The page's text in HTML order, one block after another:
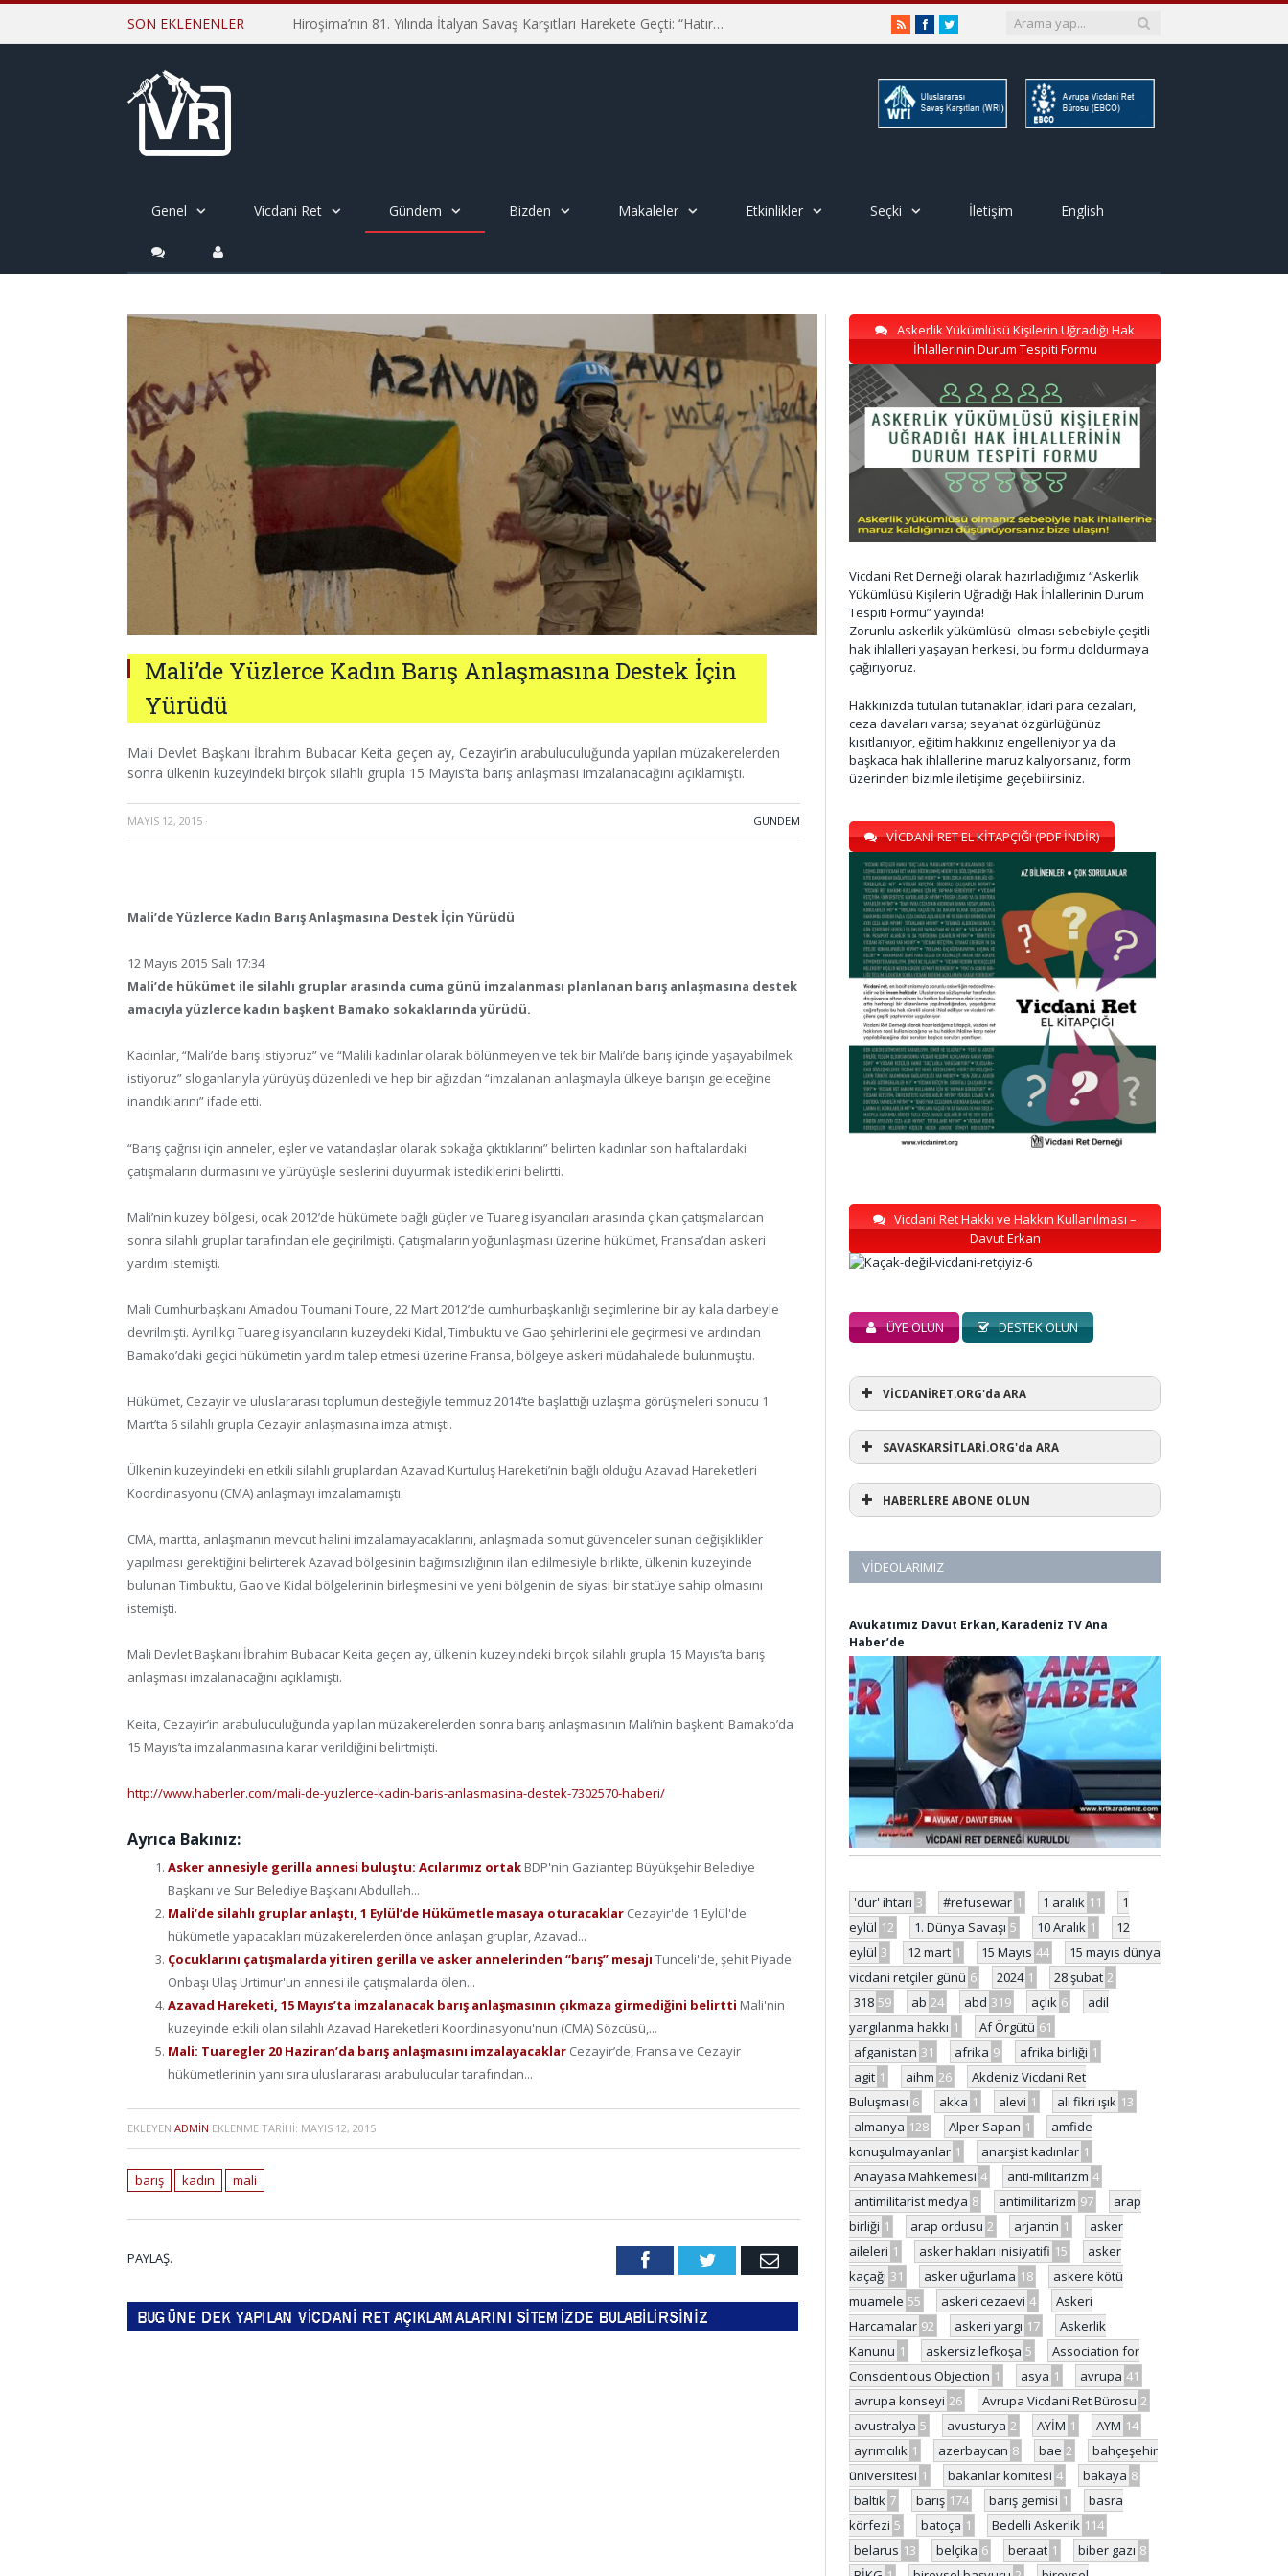
SON EKLENENLER Hiroşima’nın 81. Yılında İtalyan Savaş Karşıtları Harekete Geçti: “Hatırlamak yeterli değil” RSSFacebookTwitter
Genel Vicdani Ret Gündem Bizden Makaleler Etkinlikler Seçki İletişim English
Mali’de Yüzlerce Kadın Barış Anlaşmasına Destek İçin
Yürüdü
Mali Devlet Başkanı İbrahim Bubacar Keita geçen ay, Cezayir’in arabuluculuğunda yapılan müzakerelerden
sonra ülkenin kuzeyindeki birçok silahlı grupla 15 Mayıs’ta barış anlaşması imzalanacağını açıklamıştı.
MAYIS 12, 2015 · GÜNDEM
Mali’de Yüzlerce Kadın Barış Anlaşmasına Destek İçin Yürüdü
12 Mayıs 2015 Salı 17:34
Mali’de hükümet ile silahlı gruplar arasında cuma günü imzalanması planlanan barış anlaşmasına destek
amacıyla yüzlerce kadın başkent Bamako sokaklarında yürüdü.
Kadınlar, “Mali’de barış istiyoruz” ve “Malili kadınlar olarak bölünmeyen ve tek bir Mali’de barış içinde yaşayabilmek
istiyoruz” sloganlarıyla yürüyüş düzenledi ve hep bir ağızdan “imzalanan anlaşmayla ülkeye barışın geleceğine
inandıklarını” ifade etti.
“Barış çağrısı için anneler, eşler ve vatandaşlar olarak sokağa çıktıklarını” belirten kadınlar son haftalardaki
çatışmaların durmasını ve yürüyüşle seslerini duyurmak istediklerini belirtti.
Mali’nin kuzey bölgesi, ocak 2012’de hükümete bağlı güçler ve Tuareg isyancıları arasında çıkan çatışmalardan
sonra silahlı gruplar tarafından ele geçirilmişti. Çatışmaların yoğunlaşması üzerine hükümet, Fransa’dan askeri
yardım istemişti.
Mali Cumhurbaşkanı Amadou Toumani Toure, 22 Mart 2012’de cumhurbaşkanlığı seçimlerine bir ay kala darbeyle
devrilmişti. Ayrılıkçı Tuareg isyancıların kuzeydeki Kidal, Timbuktu ve Gao şehirlerini ele geçirmesi ve ardından
Bamako’daki geçici hükümetin yardım talep etmesi üzerine Fransa, bölgeye askeri müdahalede bulunmuştu.
Hükümet, Cezayir ve uluslararası toplumun desteğiyle temmuz 2014’te başlattığı uzlaşma görüşmeleri sonucu 1
Mart’ta 6 silahlı grupla Cezayir anlaşmasına imza atmıştı.
Ülkenin kuzeyindeki en etkili silahlı gruplardan Azavad Kurtuluş Hareketi’nin bağlı olduğu Azavad Hareketleri
Koordinasyonu (CMA) anlaşmayı imzalamamıştı.
CMA, martta, anlaşmanın mevcut halini imzalamayacaklarını, anlaşmada somut güvenceler sunan değişiklikler
yapılması gerektiğini belirterek Azavad bölgesinin bağımsızlığının ilan edilmesiyle birlikte, ülkenin kuzeyinde
bulunan Timbuktu, Gao ve Kidal bölgelerinin birleşmesini ve yeni bölgenin de siyasi bir statüye sahip olmasını
istemişti.
Mali Devlet Başkanı İbrahim Bubacar Keita geçen ay, ülkenin kuzeyindeki birçok silahlı grupla 15 Mayıs’ta barış
anlaşması imzalanacağını açıklamıştı.
Keita, Cezayir’in arabuluculuğunda yapılan müzakerelerden sonra barış anlaşmasının Mali’nin başkenti Bamako’da
15 Mayıs’ta imzalanmasına karar verildiğini belirtmişti.
http://www.haberler.com/mali-de-yuzlerce-kadin-baris-anlasmasina-destek-7302570-haberi/
Ayrıca Bakınız:
Asker annesiyle gerilla annesi buluştu: Acılarımız ortak BDP'nin Gaziantep Büyükşehir Belediye
Başkanı ve Sur Belediye Başkanı Abdullah...
Mali’de silahlı gruplar anlaştı, 1 Eylül’de Hükümetle masaya oturacaklar Cezayir'de 1 Eylül'de
hükümetle yapacakları müzakerelerden önce anlaşan gruplar, Azavad...
Çocuklarını çatışmalarda yitiren gerilla ve asker annelerinden “barış” mesajı Tunceli'de, şehit Piyade
Onbaşı Ulaş Urtimur'un annesi ile çatışmalarda ölen...
Azavad Hareketi, 15 Mayıs’ta imzalanacak barış anlaşmasının çıkmaza girmediğini belirtti Mali'nin
kuzeyinde etkili olan silahlı Azavad Hareketleri Koordinasyonu'nun (CMA) Sözcüsü,...
Mali: Tuaregler 20 Haziran’da barış anlaşmasını imzalayacaklar Cezayir’de, Fransa ve Cezayir
hükümetlerinin yanı sıra uluslararası arabulucular tarafından...
EKLEYEN ADMIN EKLENME TARIHI: MAYIS 12, 2015
barış kadın mali
PAYLAŞ. FacebookTwitter Email
Askerlik Yükümlüsü Kişilerin Uğradığı Hak
İhlallerinin Durum Tespiti Formu
Vicdani Ret Derneği olarak hazırladığımız “Askerlik
Yükümlüsü Kişilerin Uğradığı Hak İhlallerinin Durum
Tespiti Formu” yayında!
Zorunlu askerlik yükümlüsü olması sebebiyle çeşitli
hak ihlalleri yaşayan herkesi, bu formu doldurmaya
çağırıyoruz.
Hakkınızda tutulan tutanaklar, idari para cezaları,
ceza davaları varsa; seyahat özgürlüğünüz
kısıtlanıyor, eğitim hakkınız engelleniyor ya da
başkaca hak ihlallerine maruz kalıyorsanız, form
üzerinden bizimle iletişime geçebilirsiniz.
VİCDANİ RET EL KİTAPÇIĞI (PDF İNDİR)
Vicdani Ret Hakkı ve Hakkın Kullanılması –
Davut Erkan
ÜYE OLUN DESTEK OLUN
VİCDANİRET.ORG'da ARA
SAVASKARSİTLARİ.ORG'da ARA
HABERLERE ABONE OLUN
VIDEOLARIMIZ
Avukatımız Davut Erkan, Karadeniz TV Ana
Haber’de
'dur' ihtarı 3 #refusewar 1 1 aralık 11
1
eylül 12 1. Dünya Savaşı 5 10 Aralık 1
12
eylül 3 12 mart 1 15 Mayıs 44
15 mayıs dünya
vicdani retçiler günü 6 2024 1 28 şubat 2
318 59 ab 24 abd 319 açlık 6
adil
yargılanma hakkı 1 Af Örgütü 61
afganistan 31 afrika 9 afrika birliği 1
agit 1 aihm 26
Akdeniz Vicdani Ret
Buluşması 6 akka 1 alevi 1 ali fikri ışık 13
almanya 128 Alper Sapan 1
amfide
konuşulmayanlar 1 anarşist kadınlar 1
Anayasa Mahkemesi 4 anti-militarizm 4
antimilitarist medya 8 antimilitarizm 97
arap
birliği 1 arap ordusu 2 arjantin 1
asker
aileleri 1 asker hakları inisiyatifi 15
asker
kaçağı 31 asker uğurlama 18
askere kötü
muamele 55 askeri cezaevi 4
Askeri
Harcamalar 92 askeri yargı 17
Askerlik
Kanunu 1 askersiz lefkoşa 5
Association for
Conscientious Objection 1 asya 1 avrupa 41
avrupa konseyi 26 Avrupa Vicdani Ret Bürosu 2
avustralya 5 avusturya 2 AYİM 1 AYM 14
ayrımcılık 1 azerbaycan 8 bae 2
bahçeşehir
üniversitesi 1 bakanlar komitesi 4 bakaya 8
baltık 7 barış 174 barış gemisi 1
basra
körfezi 5 batoça 1 Bedelli Askerlik 114
belarus 13 belçika 6 beraat 1 biber gazı 8